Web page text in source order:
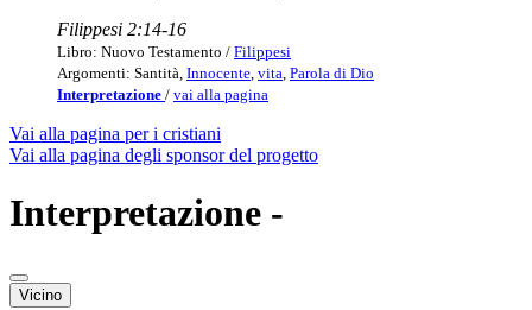
Filippesi 2:14-16
Libro: Nuovo Testamento / Filippesi
Argomenti: Santità, Innocente vita Parola di Dio
Interpretazione / vai alla pagina
Vai alla pagina per i cristiani
Vai alla pagina degli sponsor del progetto
Interpretazione -
Vicino